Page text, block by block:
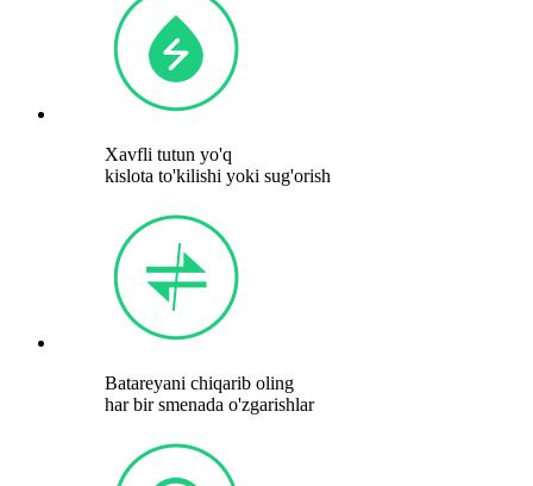
Xavfli tutun yo'q
kislota to'kilishi yoki sug'orish
Batareyani chiqarib oling
har bir smenada o'zgarishlar